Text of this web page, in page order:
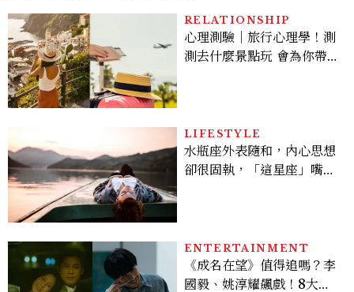
RELATIONSHIP
心理測驗｜旅行心理學！測
測去什麼景點玩 會為你帶來
LIFESTYLE
水瓶座外表隨和，內心思想
卻很固執，「這星座」嘴上
ENTERTAINMENT
《成名在望》值得追嗎？李
國毅、姚淳耀飆戲！8大看